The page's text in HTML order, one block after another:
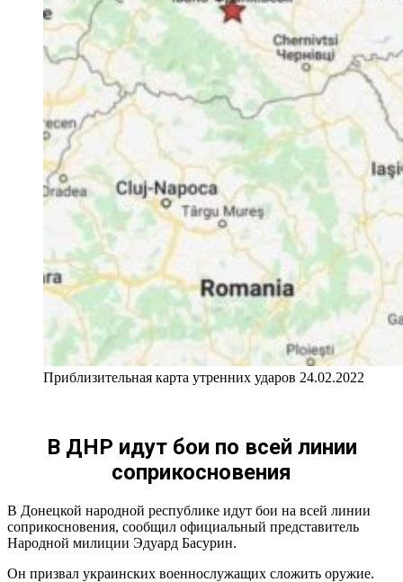
Приблизительная карта утренних ударов 24.02.2022
В ДНР идут бои по всей линии
соприкосновения
В Донецкой народной республике идут бои на всей линии
соприкосновения, сообщил официальный представитель
Народной милиции Эдуард Басурин.
Он призвал украинских военнослужащих сложить оружие.